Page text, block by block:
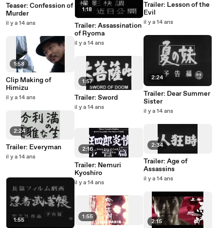
Teaser: Confession of
Murder
il y a 14 ans
1:58
Clip Making of
Himizu
il y a 14 ans
2:24
Trailer: Everyman
il y a 14 ans
1:55
1:18
Trailer: Assassination
of Ryoma
il y a 14 ans
1:57
Trailer: Sword
il y a 14 ans
2:16
Trailer: Nemuri
Kyoshiro
il y a 14 ans
1:55
Trailer: Lesson of the
Evil
il y a 14 ans
2:24
Trailer: Dear Summer
Sister
il y a 14 ans
2:34
Trailer: Age of
Assassins
il y a 14 ans
2:15